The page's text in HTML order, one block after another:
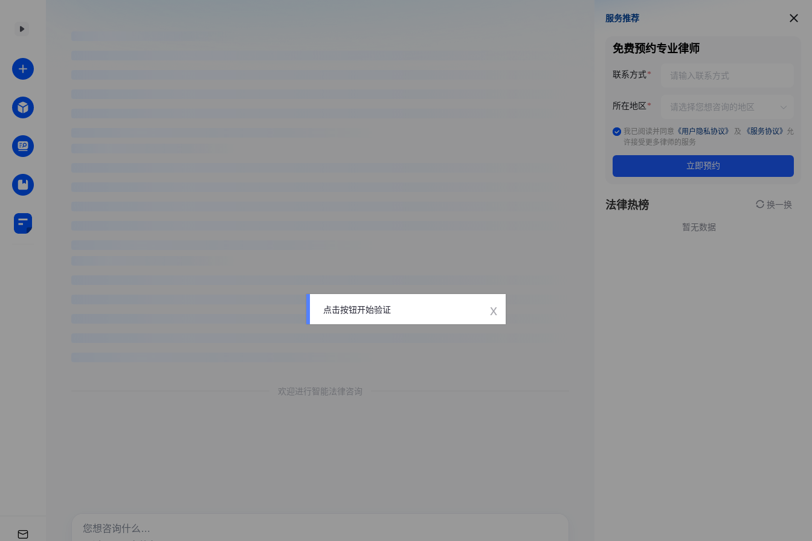
欢迎进行智能法律咨询
服务推荐
服务推荐
免费预约专业律师
联系方式
所在地区
我已阅读并同意 《用户隐私协议》 及 《服务协议》 允
许接受更多律师的服务
立即预约
法律热榜 换一换
暂无数据
点击按钮开始验证 x